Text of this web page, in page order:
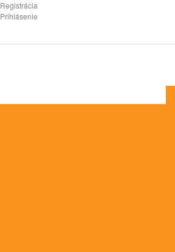
Registrácia
Prihlásenie